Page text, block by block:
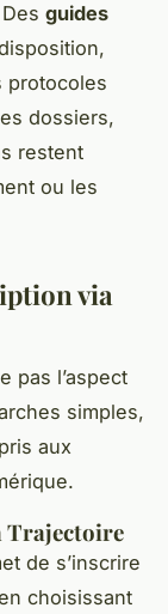
guides
protocoles
dossiers,
restent
ou les
via
pas l’aspect
simples,
aux
Trajectoire
de s’inscrire
choisissant